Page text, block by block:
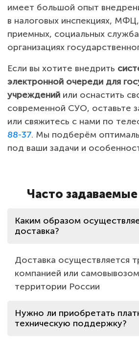
имеет большой опыт
в налоговых инспекциях,
приемных, социальных
организациях
Если вы хотите внедрить
электронной очереди для
учреждений или оснастить
современной СУО, оставьте
или свяжитесь с нами по
88-37. Мы подберём
под ваши задачи и
Часто
Каким образом
доставка?
Доставка осуществляется
компанией или
территории России
Нужно ли приобретать
техническую поддержку?